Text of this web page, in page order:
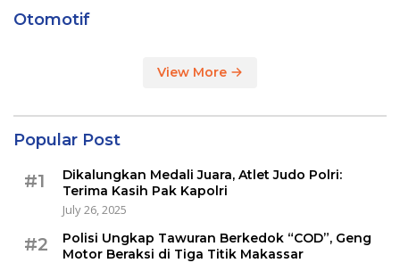
Otomotif
View More
Popular Post
#1
Dikalungkan Medali Juara, Atlet Judo Polri:
Terima Kasih Pak Kapolri
July 26, 2025
#2
Polisi Ungkap Tawuran Berkedok “COD”, Geng
Motor Beraksi di Tiga Titik Makassar